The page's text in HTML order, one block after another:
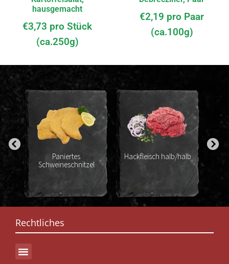
hausgemacht
€3,73 pro Stück
(ca.250g)
€2,19 pro Paar
(ca.100g)
Paniertes
Schweineschnitzel
Hackfleisch halb/halb
Rechtliches